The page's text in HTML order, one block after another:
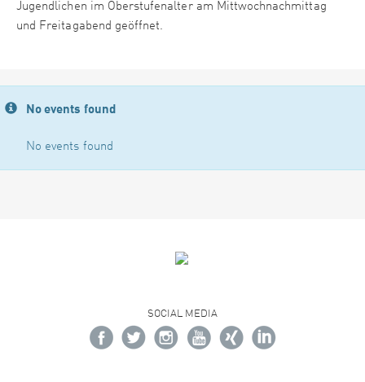
Jugendlichen im Oberstufenalter am Mittwochnachmittag
und Freitagabend geöffnet.
No events found
No events found
SOCIAL MEDIA